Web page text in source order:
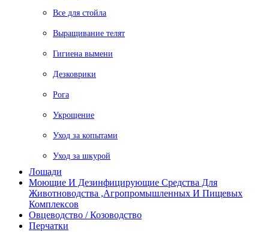
Все для стойла
Выращивание телят
Гигиена вымени
Дезковрики
Рога
Укрощение
Уход за копытами
Уход за шкурой
Лошади
Моющие И Дезинфицирующие Средства Для
Животноводства ,агропромышленных И Пищевых
Комплексов
Овцеводство / Козоводство
Перчатки